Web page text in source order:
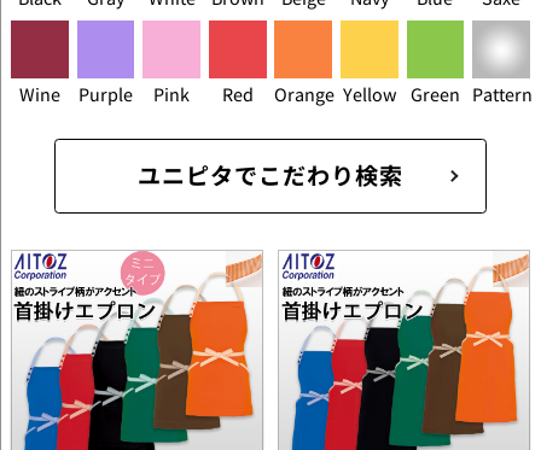
Wine Purple Pink Red Orange Yellow Green Pattern
ユニピタでこだわり検索